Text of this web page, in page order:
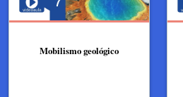
Mobilismo geológico